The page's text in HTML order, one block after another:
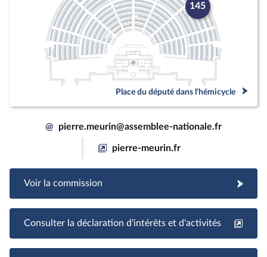
145
Place du député dans l'hémicycle
@ pierre.meurin@assemblee-nationale.fr
pierre-meurin.fr
Voir la commission
Consulter la déclaration d'intérêts et d'activités